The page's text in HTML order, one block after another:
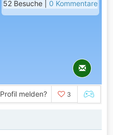
52 Besuche | 0 Kommentare
Profil melden? 3